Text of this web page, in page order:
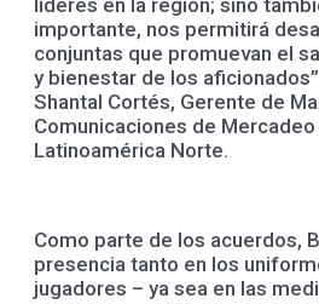
líderes en la región; sino
importante, nos permitirá
conjuntas que promuevan el
y bienestar de los
Shantal Cortés, Gerente de
Comunicaciones de
Latinoamérica Norte.
Como parte de los acuerdos,
presencia tanto en los
jugadores – ya sea en las